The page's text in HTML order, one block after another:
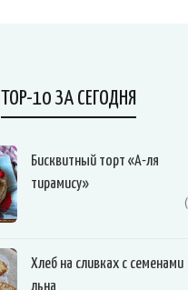
TOP-10 ЗА СЕГОДНЯ
Бисквитный торт «А-ля
тирамису»
Хлеб на сливках с семенами
льна